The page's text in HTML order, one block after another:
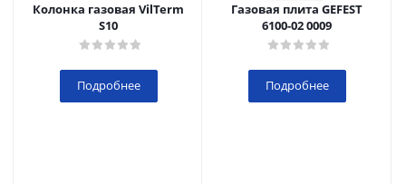
Колонка газовая VilTerm
S10
Подробнее
Газовая плита GEFEST
6100-02 0009
Подробнее